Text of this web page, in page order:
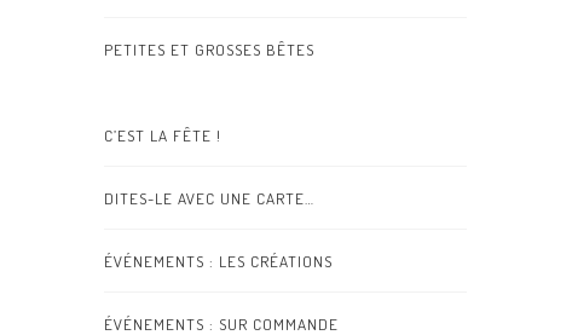
PETITES ET GROSSES BÊTES
C’EST LA FÊTE !
DITES-LE AVEC UNE CARTE…
ÉVÉNEMENTS : LES CRÉATIONS
ÉVÉNEMENTS : SUR COMMANDE